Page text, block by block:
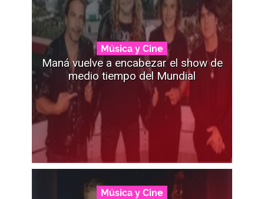
Música y Cine
Maná vuelve a encabezar el show de
medio tiempo del Mundial
Música y Cine